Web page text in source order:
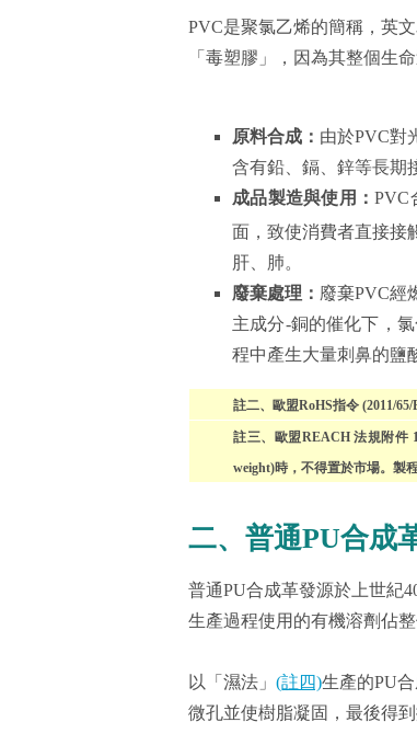
PVC是聚氯乙烯的簡稱，英
「毒塑膠」，因為其整個生
原料合成： 由於PVC對
含有鉛、鎘、鋅等長期
成品製造與使用：PVC
面，致使消費者直接接
肝、肺。
廢棄處理： 廢棄PVC經
主成分-銅的催化下，
程中產生大量刺鼻的鹽
註二、歐盟RoHS指令 (2011/
註三、歐盟REACH 法規附件
weight)時，不得置於市場。製
二、普通PU合成
普通PU合成革發源於上世紀
生產過程使用的有機溶劑佔
以「濕法」 (註四)生產的PU
微孔並使樹脂凝固，最後得